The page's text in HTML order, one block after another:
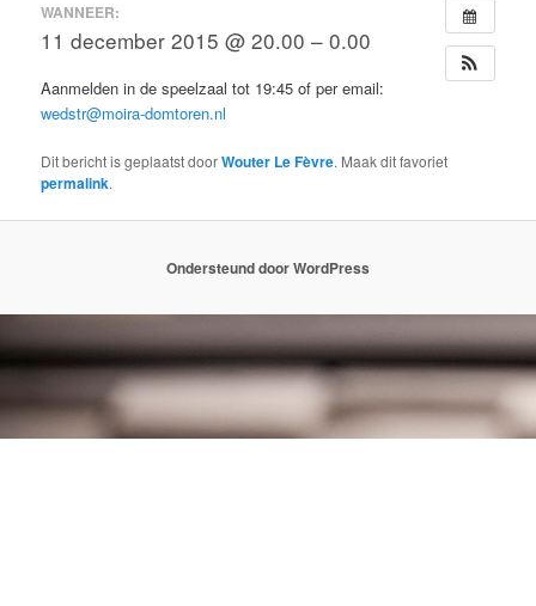
WANNEER:
11 december 2015 @ 20.00 – 0.00
Aanmelden in de speelzaal tot 19:45 of per email:
wedstr@moira-domtoren.nl
Dit bericht is geplaatst doorWouter Le Fèvre. Maak dit favoriet
permalink.
Ondersteund door WordPress